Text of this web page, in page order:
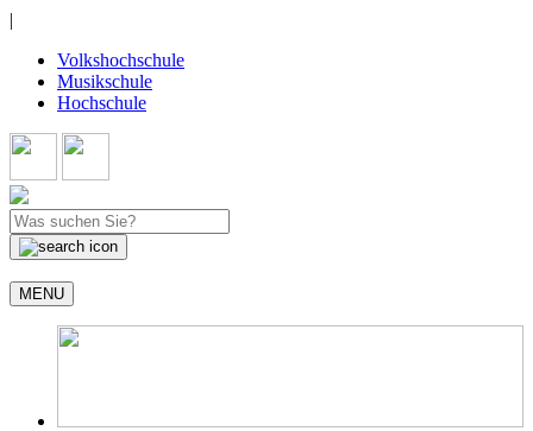
|
Volkshochschule
Musikschule
Hochschule
MENU